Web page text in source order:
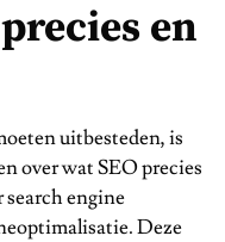
en
uitbesteden, is
over wat SEO precies
search engine
Deze